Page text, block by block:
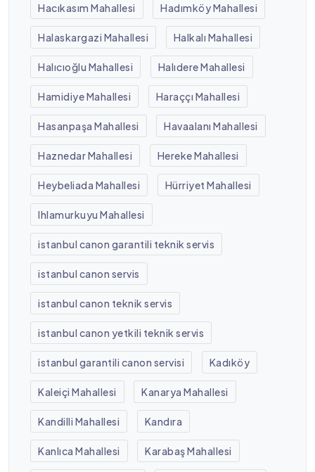
Hacıkasım Mahallesi Hadımköy Mahallesi
Halaskargazi Mahallesi Halkalı Mahallesi
Halıcıoğlu Mahallesi Halıdere Mahallesi
Hamidiye Mahallesi Haraççı Mahallesi
Hasanpaşa Mahallesi Havaalanı Mahallesi
Haznedar Mahallesi Hereke Mahallesi
Heybeliada Mahallesi Hürriyet Mahallesi
Ihlamurkuyu Mahallesi
istanbul canon garantili teknik servis
istanbul canon servis
istanbul canon teknik servis
istanbul canon yetkili teknik servis
istanbul garantili canon servisi Kadıköy
Kaleiçi Mahallesi Kanarya Mahallesi
Kandilli Mahallesi Kandıra
Kanlıca Mahallesi Karabaş Mahallesi